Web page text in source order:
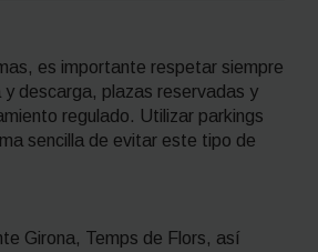
es importante respetar siempre
y descarga, plazas reservadas y
regulado. Utilizar parkings
sencilla de evitar este tipo de
Girona, Temps de Flors, así